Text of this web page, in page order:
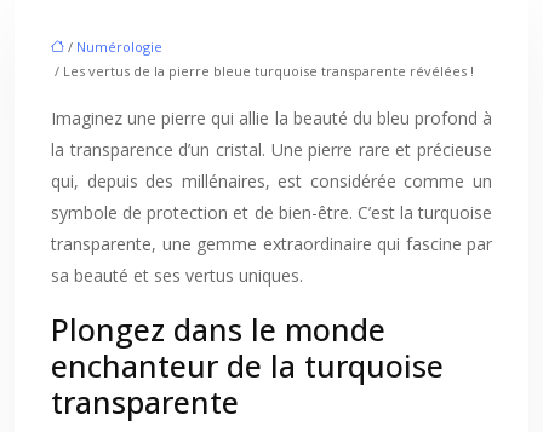
/ Numérologie
/ Les vertus de la pierre bleue turquoise transparente révélées !
Imaginez une pierre qui allie la beauté du bleu profond à
la transparence d’un cristal. Une pierre rare et précieuse
qui, depuis des millénaires, est considérée comme un
symbole de protection et de bien-être. C’est la turquoise
transparente, une gemme extraordinaire qui fascine par
sa beauté et ses vertus uniques.
Plongez dans le monde
enchanteur de la turquoise
transparente